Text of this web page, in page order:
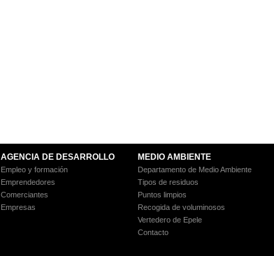
AGENCIA DE DESARROLLO
Empleo y formación
Emprendedores
Comerciantes
Empresas
MEDIO AMBIENTE
Departamento de Medio Ambiente
Tipos de residuos
Puntos limpios
Recogida de voluminosos
Vertedero de Epele
Contacto